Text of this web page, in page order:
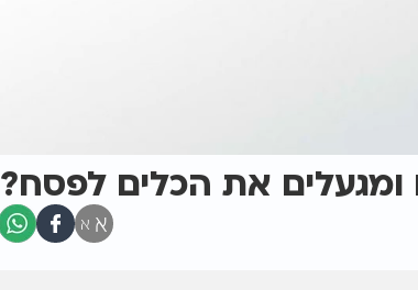
את הכלים לפסח?
א א